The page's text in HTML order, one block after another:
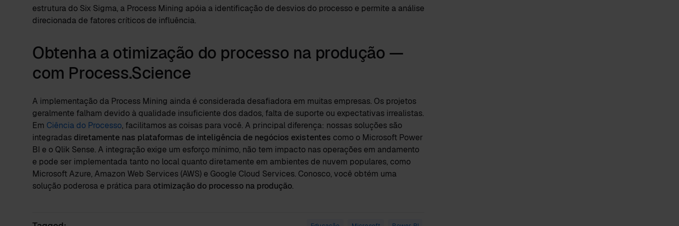
estrutura do Six Sigma, a Process Mining apóia a identificação de desvios do processo e permite a análise
direcionada de fatores críticos de influência.
Obtenha a otimização do processo na produção —
com Process.Science
A implementação da Process Mining ainda é considerada desafiadora em muitas empresas. Os projetos
geralmente falham devido à qualidade insuficiente dos dados, falta de suporte ou expectativas irrealistas.
Em Ciência do Processo, facilitamos as coisas para você. A principal diferença: nossas soluções são
integradas diretamente nas plataformas de inteligência de negócios existentes como o Microsoft Power
BI e o Qlik Sense. A integração exige um esforço mínimo, não tem impacto nas operações em andamento
e pode ser implementada tanto no local quanto diretamente em ambientes de nuvem populares, como
Microsoft Azure, Amazon Web Services (AWS) e Google Cloud Services. Conosco, você obtém uma
solução poderosa e prática para otimização do processo na produção.